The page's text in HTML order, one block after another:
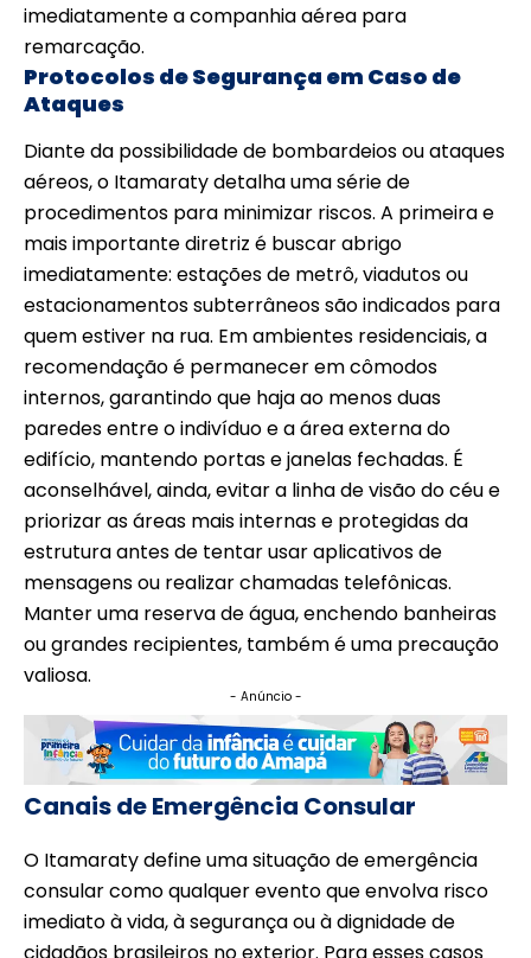
imediatamente a companhia aérea para
remarcação.
Protocolos de Segurança em Caso de
Ataques
Diante da possibilidade de bombardeios ou ataques
aéreos, o Itamaraty detalha uma série de
procedimentos para minimizar riscos. A primeira e
mais importante diretriz é buscar abrigo
imediatamente: estações de metrô, viadutos ou
estacionamentos subterrâneos são indicados para
quem estiver na rua. Em ambientes residenciais, a
recomendação é permanecer em cômodos
internos, garantindo que haja ao menos duas
paredes entre o indivíduo e a área externa do
edifício, mantendo portas e janelas fechadas. É
aconselhável, ainda, evitar a linha de visão do céu e
priorizar as áreas mais internas e protegidas da
estrutura antes de tentar usar aplicativos de
mensagens ou realizar chamadas telefônicas.
Manter uma reserva de água, enchendo banheiras
ou grandes recipientes, também é uma precaução
valiosa.
- Anúncio -
Canais de Emergência Consular
O Itamaraty define uma situação de emergência
consular como qualquer evento que envolva risco
imediato à vida, à segurança ou à dignidade de
cidadãos brasileiros no exterior. Para esses casos